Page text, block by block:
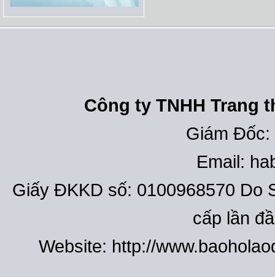
Công ty TNHH Trang
Giám Đốc:
Email:
Giấy ĐKKD số: 0100968570 Do
cấp lần
Website: http://